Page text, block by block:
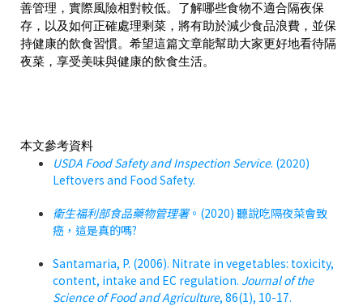
善管理，實際風險相對較低。了解哪些食物不適合隔夜保
存，以及如何正確處理剩菜，將有助於減少食品浪費，並保
持健康的飲食習慣。希望這篇文章能幫助大家更好地看待隔
夜菜，享受美味與健康的飲食生活。
本文參考資料
USDA Food Safety and Inspection Service. (2020)
Leftovers and Food Safety.
衛生福利部食品藥物管理署。 (2020) 聽說吃隔夜菜會致
癌，這是真的嗎?
Santamaria, P. (2006). Nitrate in vegetables: toxicity,
content, intake and EC regulation. Journal of the
Science of Food and Agriculture, 86(1), 10-17.